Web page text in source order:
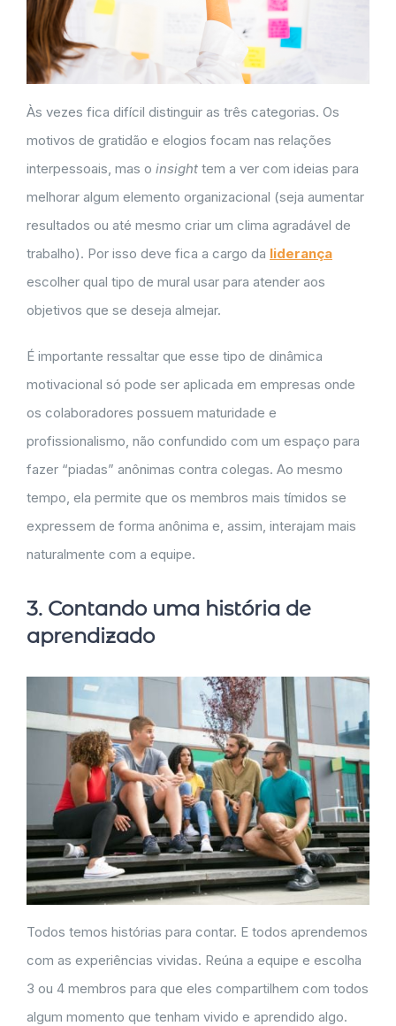
Às vezes fica difícil distinguir as três categorias. Os
motivos de gratidão e elogios focam nas relações
interpessoais, mas o insight tem a ver com ideias para
melhorar algum elemento organizacional (seja aumentar
resultados ou até mesmo criar um clima agradável de
trabalho). Por isso deve fica a cargo da liderança
escolher qual tipo de mural usar para atender aos
objetivos que se deseja almejar.
É importante ressaltar que esse tipo de dinâmica
motivacional só pode ser aplicada em empresas onde
os colaboradores possuem maturidade e
profissionalismo, não confundido com um espaço para
fazer “piadas” anônimas contra colegas. Ao mesmo
tempo, ela permite que os membros mais tímidos se
expressem de forma anônima e, assim, interajam mais
naturalmente com a equipe.
3. Contando uma história de
aprendizado
Todos temos histórias para contar. E todos aprendemos
com as experiências vividas. Reúna a equipe e escolha
3 ou 4 membros para que eles compartilhem com todos
algum momento que tenham vivido e aprendido algo.